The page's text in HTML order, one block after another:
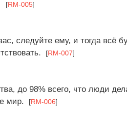
[RM-005]
следуйте ему, и тогда всё
[RM-007]
до 98% всего, что люди
мир.
[RM-006]